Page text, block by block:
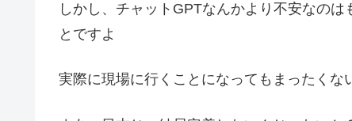
しかし、チャットGPTなんかより不安なの
とですよ
実際に現場に行くことになってもまったくな